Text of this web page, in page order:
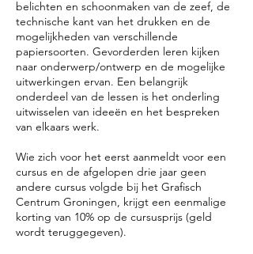
belichten en schoonmaken van de zeef, de
technische kant van het drukken en de
mogelijkheden van verschillende
papiersoorten. Gevorderden leren kijken
naar onderwerp/ontwerp en de mogelijke
uitwerkingen ervan. Een belangrijk
onderdeel van de lessen is het onderling
uitwisselen van ideeën en het bespreken
van elkaars werk.
Wie zich voor het eerst aanmeldt voor een
cursus en de afgelopen drie jaar geen
andere cursus volgde bij het Grafisch
Centrum Groningen, krijgt een eenmalige
korting van 10% op de cursusprijs (geld
wordt teruggegeven).